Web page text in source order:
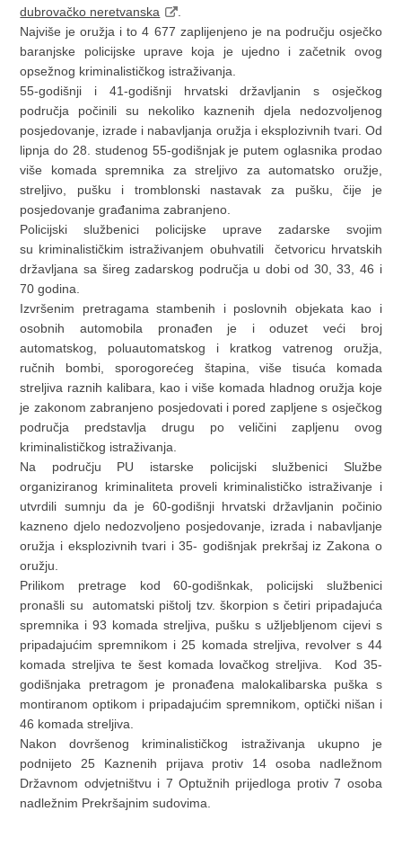
dubrovačko neretvanska
Najviše je oružja i to 4 677 zaplijenjeno je na području osječko
baranjske policijske uprave koja je ujedno i začetnik ovog
opsežnog kriminalističkog istraživanja.
55-godišnji i 41-godišnji hrvatski državljanin s osječkog
područja počinili su nekoliko kaznenih djela nedozvoljenog
posjedovanje, izrade i nabavljanja oružja i eksplozivnih tvari. Od
lipnja do 28. studenog 55-godišnjak je putem oglasnika prodao
više komada spremnika za streljivo za automatsko oružje,
streljivo, pušku i tromblonski nastavak za pušku, čije je
posjedovanje građanima zabranjeno.
Policijski službenici policijske uprave zadarske svojim
su kriminalističkim istraživanjem obuhvatili četvoricu hrvatskih
državljana sa šireg zadarskog područja u dobi od 30, 33, 46 i
70 godina.
Izvršenim pretragama stambenih i poslovnih objekata kao i
osobnih automobila pronađen je i oduzet veći broj
automatskog, poluautomatskog i kratkog vatrenog oružja,
ručnih bombi, sporogorećeg štapina, više tisuća komada
streljiva raznih kalibara, kao i više komada hladnog oružja koje
je zakonom zabranjeno posjedovati i pored zapljene s osječkog
područja predstavlja drugu po veličini zapljenu ovog
kriminalističkog istraživanja.
Na području PU istarske policijski službenici Službe
organiziranog kriminaliteta proveli kriminalističko istraživanje i
utvrdili sumnju da je 60-godišnji hrvatski državljanin počinio
kazneno djelo nedozvoljeno posjedovanje, izrada i nabavljanje
oružja i eksplozivnih tvari i 35- godišnjak prekršaj iz Zakona o
oružju.
Prilikom pretrage kod 60-godišnkak, policijski službenici
pronašli su automatski pištolj tzv. škorpion s četiri pripadajuća
spremnika i 93 komada streljiva, pušku s užljebljenom cijevi s
pripadajućim spremnikom i 25 komada streljiva, revolver s 44
komada streljiva te šest komada lovačkog streljiva. Kod 35-
godišnjaka pretragom je pronađena malokalibarska puška s
montiranom optikom i pripadajućim spremnikom, optički nišan i
46 komada streljiva.
Nakon dovršenog kriminalističkog istraživanja ukupno je
podnijeto 25 Kaznenih prijava protiv 14 osoba nadležnom
Državnom odvjetništvu i 7 Optužnih prijedloga protiv 7 osoba
nadležnim Prekršajnim sudovima.